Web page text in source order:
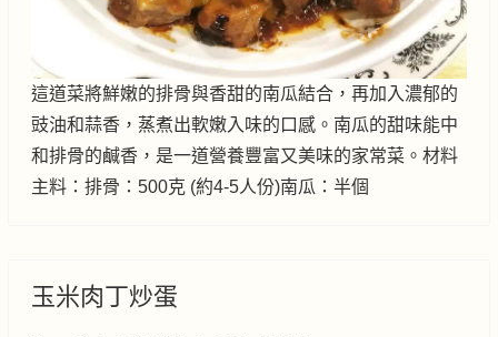
這道菜將鮮嫩的排骨與香甜的南瓜結合，再加入濃郁的
豉油和蒜香，蒸煮出軟嫩入味的口感。南瓜的甜味能中
和排骨的鹹香，是一道營養豐富又美味的家常菜。材料
主料：排骨：500克 (約4-5人份)南瓜：半個
玉米肉丁炒蛋